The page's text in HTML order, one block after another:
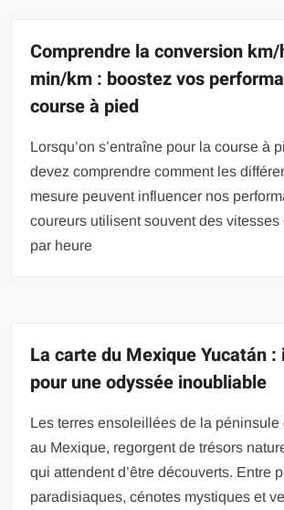
Comprendre la conversion km/
min/km : boostez vos
course à pied
Lorsqu’on s’entraîne pour la course à
devez comprendre comment les
mesure peuvent influencer nos
coureurs utilisent souvent des vitesses
par heure
La carte du Mexique Yucatán
pour une odyssée inoubliable
Les terres ensoleillées de la péninsule
au Mexique, regorgent de trésors
qui attendent d’être découverts. Entre
paradisiaques, cénotes mystiques et